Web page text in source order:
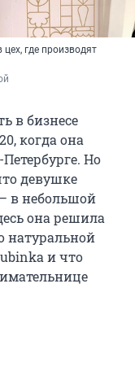
где производят
в бизнесе
когда она
Но
девушке
в небольшой
она решила
натуральной
и что